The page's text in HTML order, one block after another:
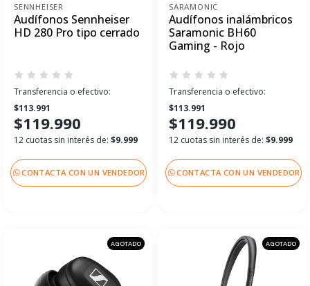
SENNHEISER
Audífonos Sennheiser
HD 280 Pro tipo cerrado
Transferencia o efectivo:
$113.991
$119.990
12 cuotas sin interés de: $9.999
CONTACTA CON UN VENDEDOR
SARAMONIC
Audífonos inalámbricos
Saramonic BH60
Gaming - Rojo
Transferencia o efectivo:
$113.991
$119.990
12 cuotas sin interés de: $9.999
CONTACTA CON UN VENDEDOR
AGOTADO AGOTADO